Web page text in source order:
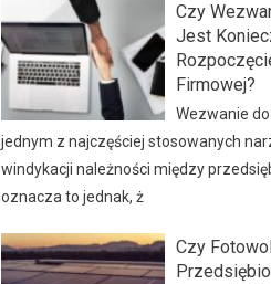
Czy
Jest
Firmowej?
Wezwanie
jednym z najczęściej stosowanych
windykacji należności między
oznacza to jednak, ż
Czy